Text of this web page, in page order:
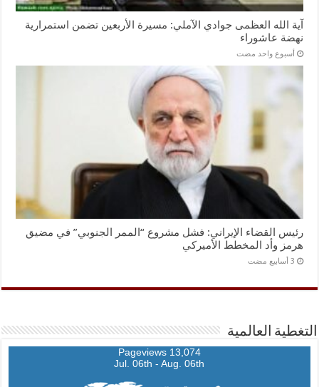
آية الله العظمى جوادي الآملي: مسيرة الأربعين تضمن استمرارية
نهضة عاشوراء
‏أسبوع واحد مضت
رئيس القضاء الإيراني: فشل مشروع “الممر الجنوبي” في مضيق
هرمز وأد المخطط الأميركي
التغطية العالمية
13,074 Pageviews
Jul. 06th - Aug. 06th